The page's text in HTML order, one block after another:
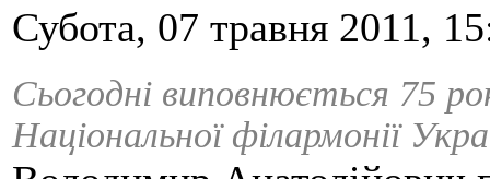
Субота, 07 травня 2011,
Сьогодні виповнюється 75
Національної філармонії